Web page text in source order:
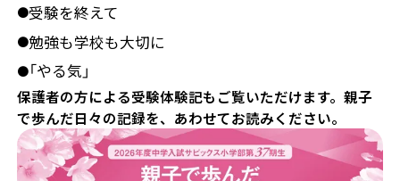
●受験を終えて
●勉強も学校も大切に
●「やる気」
保護者の方による受験体験記もご覧いただけます。親子
で歩んだ日々の記録を、あわせてお読みください。